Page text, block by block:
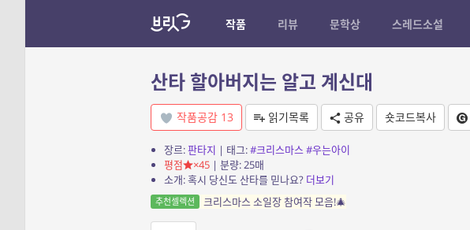
작품 리뷰 문학상 스레드소설
산타 할아버지는 알고 계신대
작품공감 13 읽기목록 공유 숏코드복사
장르:판타지 | 태그:#크리스마스#우는아이
평점
×45| 분량: 25매
소개: 혹시 당신도 산타를 믿나요? 더보기
추천셀렉션 크리스마스 소일장 참여작 모음!🎄